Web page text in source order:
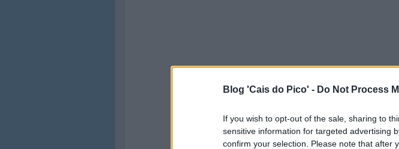
Blog 'Cais do Pico' - Do Not Process
If you wish to opt-out of the sale, sharing to
sensitive information for targeted advertising
confirm your selection. Please note that after